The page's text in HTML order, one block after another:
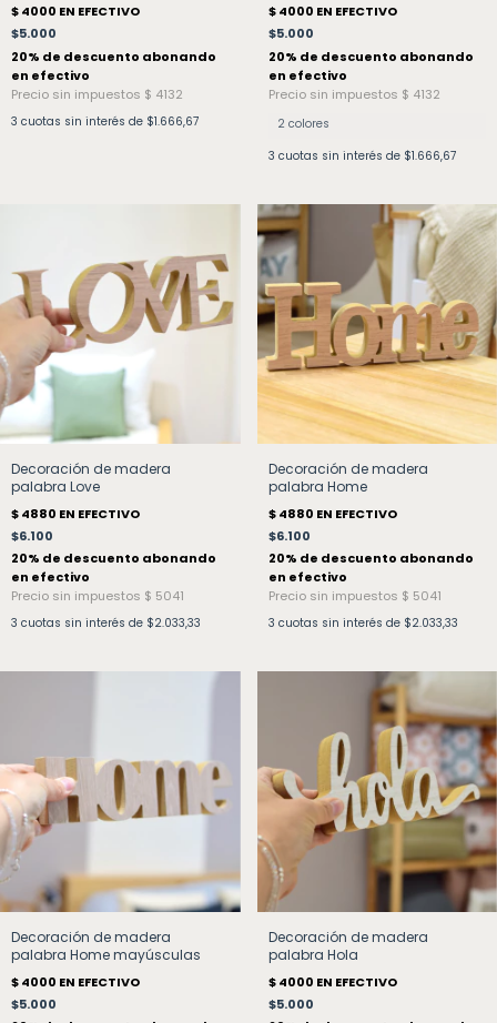
$5.000
3 cuotas sin interés de $1.666,67
$5.000
2 colores
3 cuotas sin interés de $1.666,67
Decoración de madera
palabra Love
$6.100
3 cuotas sin interés de $2.033,33
Decoración de madera
palabra Home
$6.100
3 cuotas sin interés de $2.033,33
Decoración de madera
palabra Home mayúsculas
$5.000
Decoración de madera
palabra Hola
$5.000